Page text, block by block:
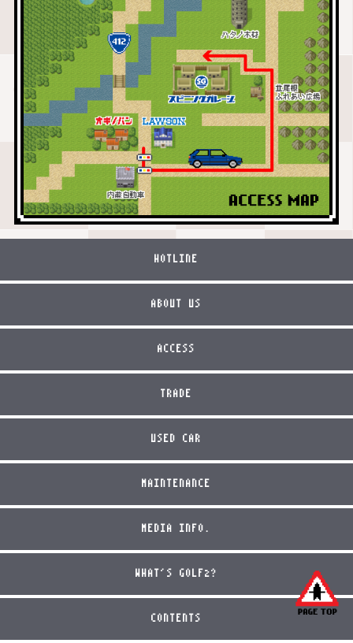
HOTLINE
ABOUT US
ACCESS
TRADE
USED CAR
MAINTENANCE
MEDIA INFO.
WHAT'S GOLF2?
CONTENTS